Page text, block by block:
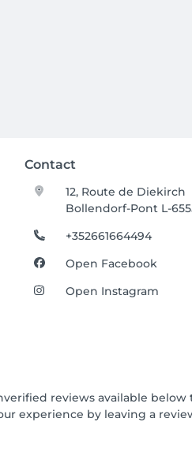
Contact
12, Route de Diekirch
Bollendorf-Pont L-
+352661664494
Open Facebook
Open Instagram
reviews available
experience by leaving a